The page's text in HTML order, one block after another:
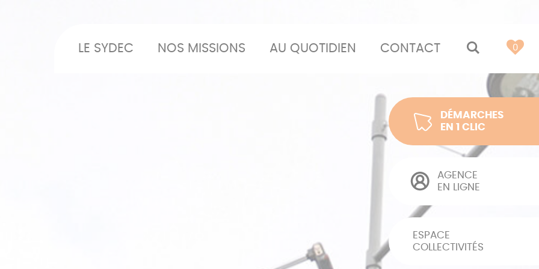
LE SYDEC NOS MISSIONS AU QUOTIDIEN CONTACT 0
DÉMARCHES
EN 1 CLIC
AGENCE
EN LIGNE
ESPACE
COLLECTIVITÉS